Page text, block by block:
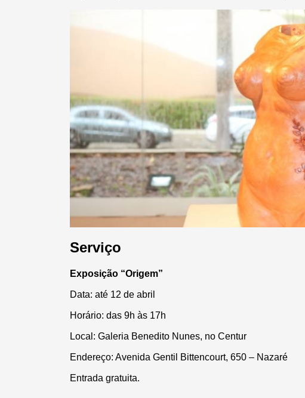
Serviço
Exposição “Origem”
Data: até 12 de abril
Horário: das 9h às 17h
Local: Galeria Benedito Nunes, no Centur
Endereço: Avenida Gentil Bittencourt, 650 – Nazaré
Entrada gratuita.